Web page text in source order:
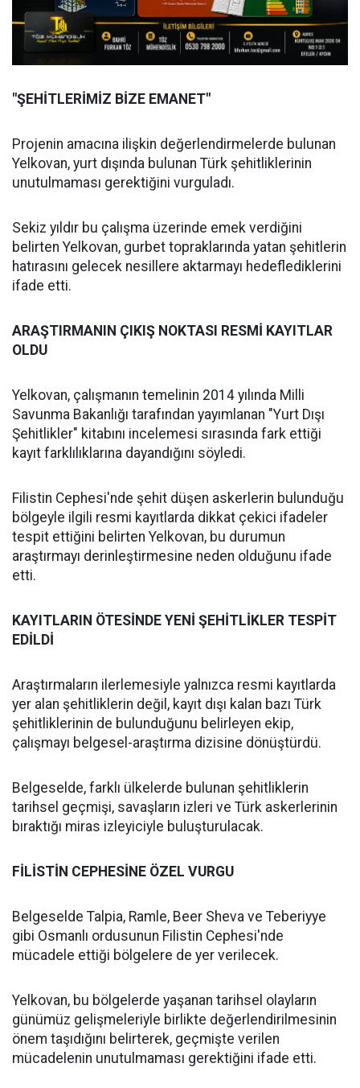
"ŞEHİTLERİMİZ BİZE EMANET"
Projenin amacına ilişkin değerlendirmelerde bulunan
Yelkovan, yurt dışında bulunan Türk şehitliklerinin
unutulmaması gerektiğini vurguladı.
Sekiz yıldır bu çalışma üzerinde emek verdiğini
belirten Yelkovan, gurbet topraklarında yatan şehitlerin
hatırasını gelecek nesillere aktarmayı hedeflediklerini
ifade etti.
ARAŞTIRMANIN ÇIKIŞ NOKTASI RESMİ KAYITLAR
OLDU
Yelkovan, çalışmanın temelinin 2014 yılında Milli
Savunma Bakanlığı tarafından yayımlanan "Yurt Dışı
Şehitlikler" kitabını incelemesi sırasında fark ettiği
kayıt farklılıklarına dayandığını söyledi.
Filistin Cephesi'nde şehit düşen askerlerin bulunduğu
bölgeyle ilgili resmi kayıtlarda dikkat çekici ifadeler
tespit ettiğini belirten Yelkovan, bu durumun
araştırmayı derinleştirmesine neden olduğunu ifade
etti.
KAYITLARIN ÖTESİNDE YENİ ŞEHİTLİKLER TESPİT
EDİLDİ
Araştırmaların ilerlemesiyle yalnızca resmi kayıtlarda
yer alan şehitliklerin değil, kayıt dışı kalan bazı Türk
şehitliklerinin de bulunduğunu belirleyen ekip,
çalışmayı belgesel-araştırma dizisine dönüştürdü.
Belgeselde, farklı ülkelerde bulunan şehitliklerin
tarihsel geçmişi, savaşların izleri ve Türk askerlerinin
bıraktığı miras izleyiciyle buluşturulacak.
FİLİSTİN CEPHESİNE ÖZEL VURGU
Belgeselde Talpia, Ramle, Beer Sheva ve Teberiyye
gibi Osmanlı ordusunun Filistin Cephesi'nde
mücadele ettiği bölgelere de yer verilecek.
Yelkovan, bu bölgelerde yaşanan tarihsel olayların
günümüz gelişmeleriyle birlikte değerlendirilmesinin
önem taşıdığını belirterek, geçmişte verilen
mücadelenin unutulmaması gerektiğini ifade etti.